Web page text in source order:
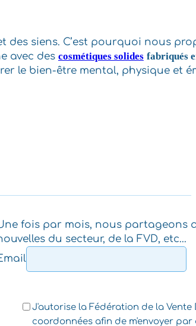
des siens. C’est pourquoi nous
avec des cosmétiques solides fabriqués
le bien-être mental, physique et
fois par mois, nous partageons
du secteur, de la FVD, etc...
J'autorise la Fédération de la Vente
coordonnées afin de m'envoyer